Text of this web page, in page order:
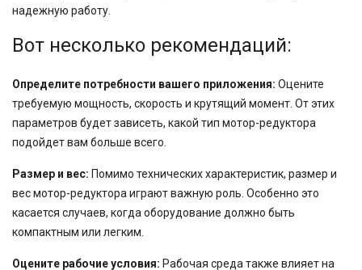
надежную работу.
Вот несколько рекомендаций:
Определите потребности вашего приложения: Оцените
требуемую мощность, скорость и крутящий момент. От этих
параметров будет зависеть, какой тип мотор-редуктора
подойдет вам больше всего.
Размер и вес: Помимо технических характеристик, размер и
вес мотор-редуктора играют важную роль. Особенно это
касается случаев, когда оборудование должно быть
компактным или легким.
Оцените рабочие условия: Рабочая среда также влияет на